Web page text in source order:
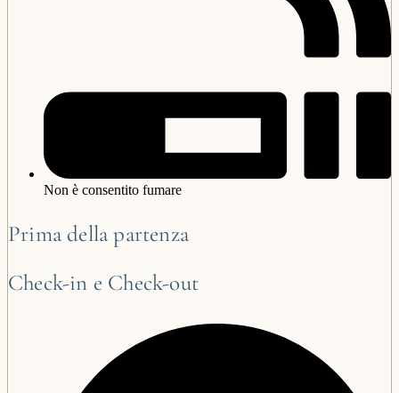
Non è consentito fumare
Prima della partenza
Check-in e Check-out